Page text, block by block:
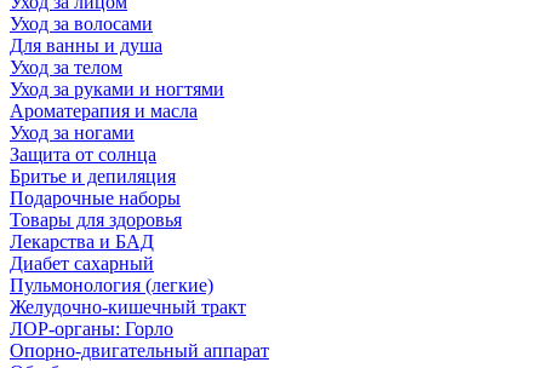
Уход за волосами
Для ванны и душа
Уход за телом
Уход за руками и ногтями
Ароматерапия и масла
Уход за ногами
Защита от солнца
Бритье и депиляция
Подарочные наборы
Товары для здоровья
Лекарства и БАД
Диабет сахарный
Пульмонология (легкие)
Желудочно-кишечный тракт
ЛОР-органы: Горло
Опорно-двигательный аппарат